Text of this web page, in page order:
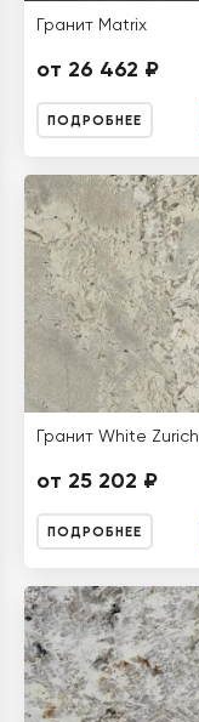
Гранит Matrix
от 26 462 ₽
ПОДРОБНЕЕ
Гранит White Zurich
от 25 202 ₽
ПОДРОБНЕЕ